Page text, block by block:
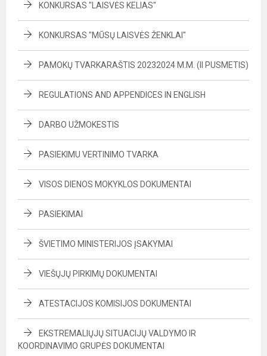
KONKURSAS "LAISVĖS KELIAS"
KONKURSAS "MŪSŲ LAISVĖS ŽENKLAI"
PAMOKŲ TVARKARAŠTIS 20232024 M.M. (II PUSMETIS)
REGULATIONS AND APPENDICES IN ENGLISH
DARBO UŽMOKESTIS
PASIEKIMU VERTINIMO TVARKA
VISOS DIENOS MOKYKLOS DOKUMENTAI
PASIEKIMAI
ŠVIETIMO MINISTERIJOS ĮSAKYMAI
VIEŠŲJŲ PIRKIMŲ DOKUMENTAI
ATESTACIJOS KOMISIJOS DOKUMENTAI
EKSTREMALIŲJŲ SITUACIJŲ VALDYMO IR
KOORDINAVIMO GRUPĖS DOKUMENTAI